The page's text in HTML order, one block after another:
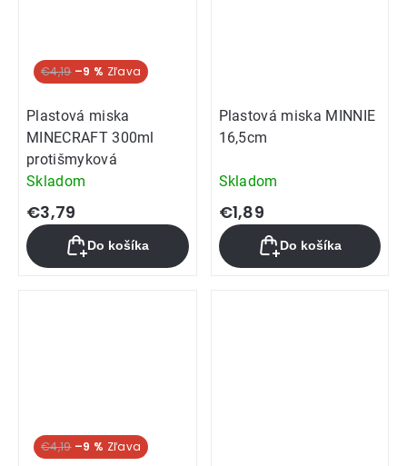
€4,19 –9 %
Plastová miska
MINECRAFT 300ml
protišmyková
Skladom
€3,79
Do košíka
Plastová miska MINNIE
16,5cm
Skladom
€1,89
Do košíka
€4,19 –9 %